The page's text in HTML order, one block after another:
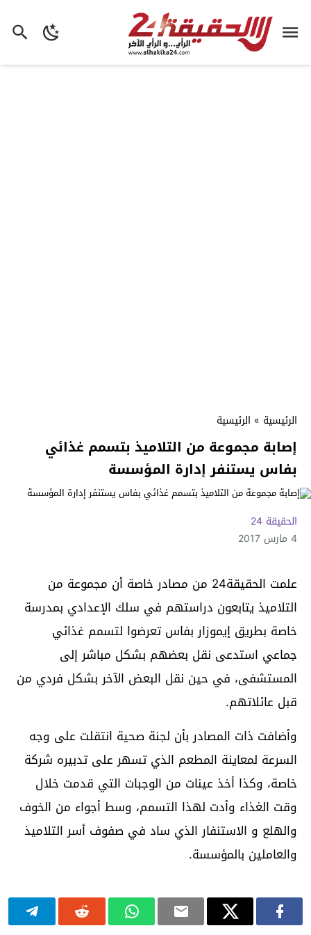
الرئيسية » الرئيسية
إصابة مجموعة من التلاميذ بتسمم غذائي
بفاس يستنفر إدارة المؤسسة
الحقيقة 24
4 مارس 2017
علمت الحقيقة24 من مصادر خاصة أن مجموعة من
التلاميذ يتابعون دراستهم في سلك الإعدادي بمدرسة
خاصة بطريق إيموزار بفاس تعرضوا لتسمم غذائي
جماعي استدعى نقل بعضهم بشكل مباشر إلى
المستشفى، في حين نقل البعض الآخر بشكل فردي من
قبل عائلاتهم.
وأضافت ذات المصادر بأن لجنة صحية انتقلت على وجه
السرعة لمعاينة المطعم الذي تسهر على تدبيره شركة
خاصة، وكذا أخذ عينات من الوجبات التي قدمت خلال
وقت الغذاء وأدت لهذا التسمم، وسط أجواء من الخوف
والهلع و الاستنفار الذي ساد في صفوف أسر التلاميذ
والعاملين بالمؤسسة.